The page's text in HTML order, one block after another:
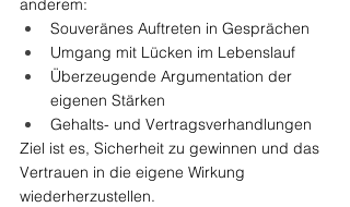
anderem:
Souveränes Auftreten in Gesprächen
Umgang mit Lücken im Lebenslauf
Überzeugende Argumentation der
eigenen Stärken
Gehalts- und Vertragsverhandlungen
Ziel ist es, Sicherheit zu gewinnen und das
Vertrauen in die eigene Wirkung
wiederherzustellen.